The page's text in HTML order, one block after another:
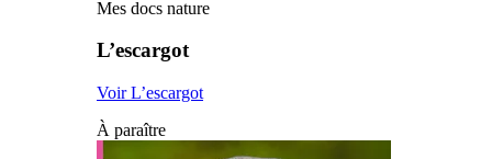
Mes docs nature
L’escargot
Voir L’escargot
À paraître